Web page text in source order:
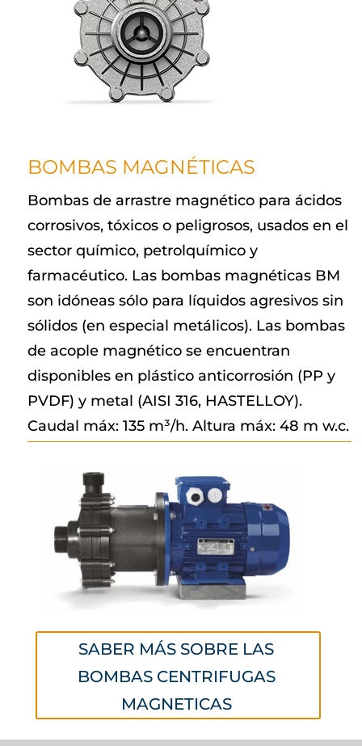
BOMBAS MAGNÉTICAS
Bombas de arrastre magnético para ácidos
corrosivos, tóxicos o peligrosos, usados en el
sector químico, petrolquímico y
farmacéutico. Las bombas magnéticas BM
son idóneas sólo para líquidos agresivos sin
sólidos (en especial metálicos). Las bombas
de acople magnético se encuentran
disponibles en plástico anticorrosión (PP y
PVDF) y metal (AISI 316, HASTELLOY).
Caudal máx: 135 m³/h. Altura máx: 48 m w.c.
SABER MÁS SOBRE LAS
BOMBAS CENTRIFUGAS
MAGNETICAS